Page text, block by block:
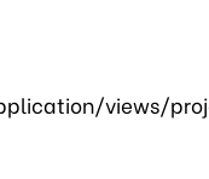
views/